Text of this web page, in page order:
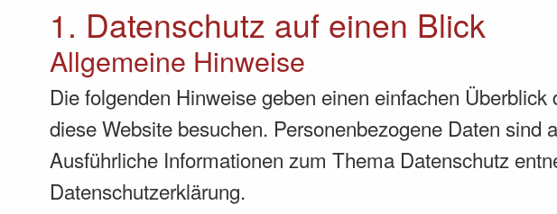
1. Datenschutz auf einen Blick
Allgemeine Hinweise
Die folgenden Hinweise geben einen einfachen
diese Website besuchen. Personenbezogene Daten
Ausführliche Informationen zum Thema Datenschutz
Datenschutzerklärung.